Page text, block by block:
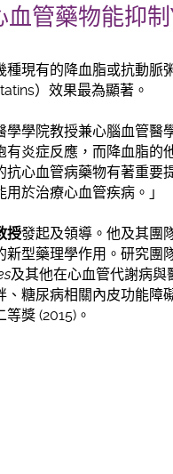
血管藥物能抑
種現有的降血脂或抗動
）效果最為顯著。
學學院教授兼心腦血管醫
有炎症反應，而降血脂
抗心血管病藥物有著重要
於治療心血管疾病。」
授發起及領導。他及其團
新型藥理學作用。研究團
及其他在心血管代謝病
、糖尿病相關內皮功能障
獎 (2015)。